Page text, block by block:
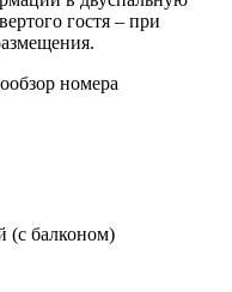
гостя – при
(с балконом)